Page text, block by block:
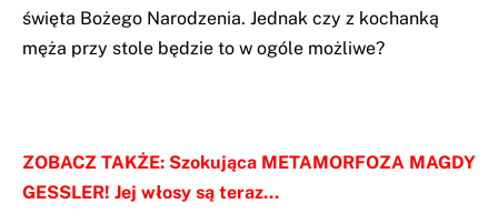
święta Bożego Narodzenia. Jednak czy z kochanką
męża przy stole będzie to w ogóle możliwe?
ZOBACZ TAKŻE: Szokująca METAMORFOZA MAGDY
GESSLER! Jej włosy są teraz…